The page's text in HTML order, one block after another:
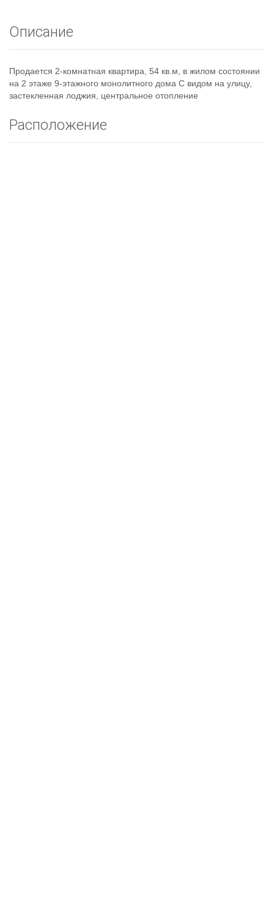
Описание
Продается 2-комнатная квартира, 54 кв.м, в жилом состоянии
на 2 этаже 9-этажного монолитного дома С видом на улицу,
застекленная лоджия, центральное отопление
Расположение